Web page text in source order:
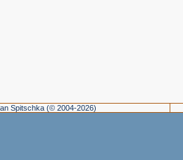
Spitschka (© 2004-2026)